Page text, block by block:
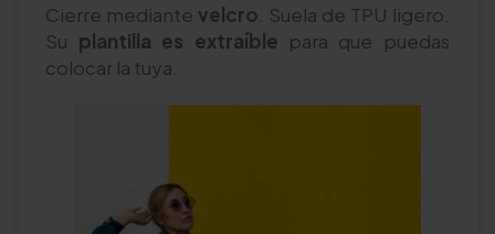
Cierre mediante velcro . Suela de TPU ligero.
Su plantilla es extraíble para que puedas
colocar la tuya.